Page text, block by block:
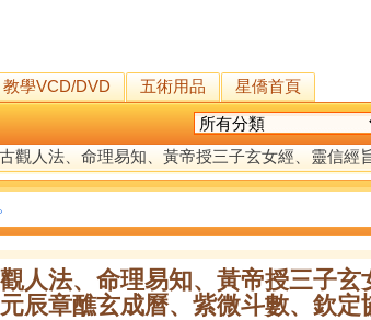
教學VCD/DVD 五術用品
星僑首頁
觀人法、命理易知、黃帝授三子玄女經、靈信經
人法、命理易知、黃帝授三子
辰章醮玄成曆、紫微斗數、欽